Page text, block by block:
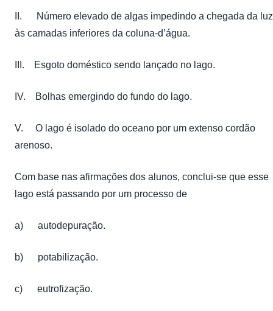
II. Número elevado de algas impedindo a chegada da luz
às camadas inferiores da coluna-d’água.
III. Esgoto doméstico sendo lançado no lago.
IV. Bolhas emergindo do fundo do lago.
V. O lago é isolado do oceano por um extenso cordão
arenoso.
Com base nas afirmações dos alunos, conclui-se que esse
lago está passando por um processo de
a) autodepuração.
b) potabilização.
c) eutrofização.